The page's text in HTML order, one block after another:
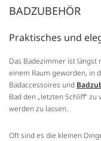
BADZUBEHÖR
Praktisches und
Das Badezimmer ist längst
einem Raum geworden, in
Badaccessoires und
Bad den „letzten Schliff“
werden zu lassen.
Oft sind es die kleinen